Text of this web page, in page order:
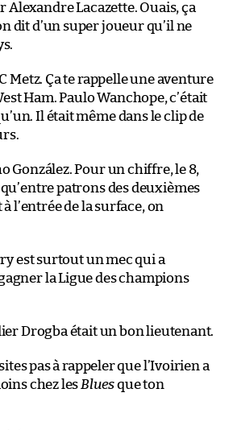
Alexandre Lacazette. Ouais, ça
dit d’un super joueur qu’il ne
Metz. Ça te rappelle une aventure
Ham. Paulo Wanchope, c’était
Il était même dans le clip de
González. Pour un chiffre, le 8,
patrons des deuxièmes
l’entrée de la surface, on
est surtout un mec qui a
la Ligue des champions
Drogba était un bon lieutenant.
pas à rappeler que l’Ivoirien a
chez les Bluesque ton